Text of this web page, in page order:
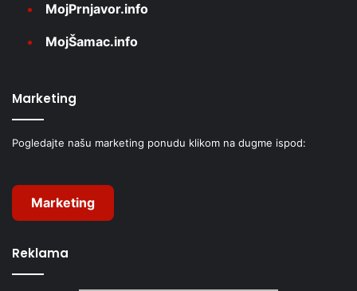
MojPrnjavor.info
MojŠamac.info
Marketing
Pogledajte našu marketing ponudu klikom na dugme ispod:
Marketing
Reklama